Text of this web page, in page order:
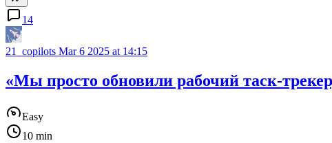
14
21_copilots Mar 6 2025 at 14:15
«Мы просто обновили рабочий таск-
Easy
10 min